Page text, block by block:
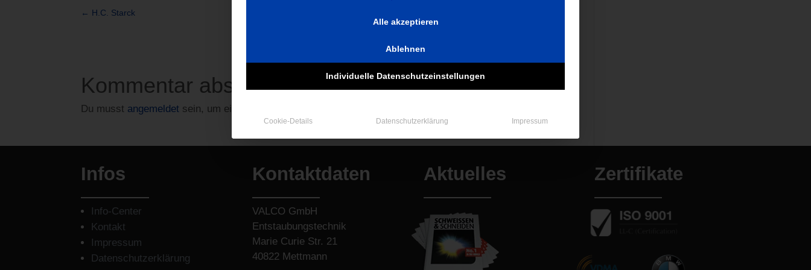
← H.C. Starck
Kommentar absenden
Du musst angemeldet sein, um einen Kommentar abzugeben.
Infos
Info-Center
Kontakt
Impressum
Datenschutzerklärung
Kontaktdaten
VALCO GmbH
Entstaubungstechnik
Marie Curie Str. 21
40822 Mettmann
Aktuelles Zertifikate
Alle akzeptieren
Ablehnen
Individuelle Datenschutzeinstellungen
Cookie-Details Datenschutzerklärung Impressum